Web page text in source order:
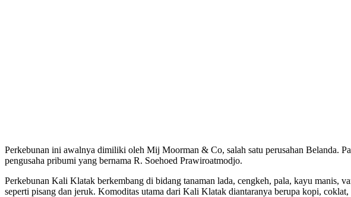
Perkebunan ini awalnya dimiliki oleh Mij Moorman & Co, salah satu perusahan Belanda.
pengusaha pribumi yang bernama R. Soehoed Prawiroatmodjo.
Perkebunan Kali Klatak berkembang di bidang tanaman lada, cengkeh, pala, kayu manis,
seperti pisang dan jeruk. Komoditas utama dari Kali Klatak diantaranya berupa kopi, coklat,